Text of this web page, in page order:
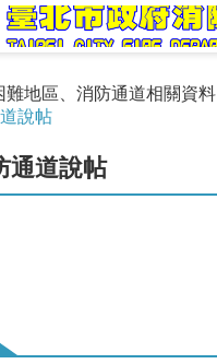
難地區、消防通道相關資料
說帖
通道說帖